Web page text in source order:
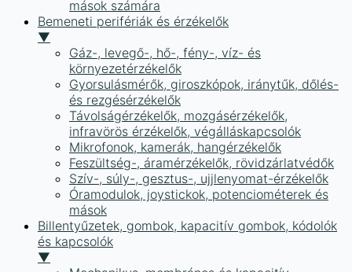
mások számára
Bemeneti perifériák és érzékelők
▼
Gáz-, levegő-, hő-, fény-, víz- és
környezetérzékelők
Gyorsulásmérők, giroszkópok, iránytűk, dőlés-
és rezgésérzékelők
Távolságérzékelők, mozgásérzékelők,
infravörös érzékelők, végálláskapcsolók
Mikrofonok, kamerák, hangérzékelők
Feszültség-, áramérzékelők, rövidzárlatvédők
Szív-, súly-, gesztus-, ujjlenyomat-érzékelők
Óramodulok, joystickok, potenciométerek és
mások
Billentyűzetek, gombok, kapacitív gombok, kódolók
és kapcsolók
▼